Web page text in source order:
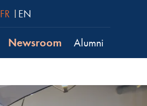
FR EN
Newsroom Alumni